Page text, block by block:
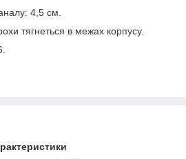
4,5 см.
тягнеться в межах корпусу.